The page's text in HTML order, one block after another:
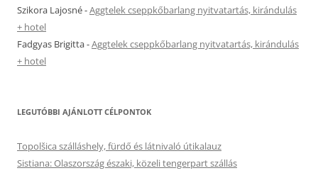
Szikora Lajosné-Aggtelek cseppkőbarlang nyitvatartás, kirándulás
+ hotel
Fadgyas Brigitta-Aggtelek cseppkőbarlang nyitvatartás, kirándulás
+ hotel
LEGUTÓBBI AJÁNLOTT CÉLPONTOK
Topolšica szálláshely, fürdő és látnivaló útikalauz
Sistiana: Olaszország északi, közeli tengerpart szállás